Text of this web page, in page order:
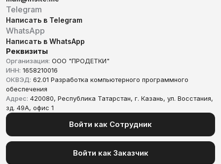
Telegram
Написать в Telegram
WhatsApp
Написать в WhatsApp
Реквизиты
Организация: ООО "ПРОДЕТКИ"
ИНН: 1658210016
ОКВЭД: 62.01 Разработка компьютерного программного
обеспечения
Адрес: 420080, Республика Татарстан, г. Казань, ул. Восстания,
зд. 49А, офис 1
Войти как Сотрудник
Войти как Заказчик